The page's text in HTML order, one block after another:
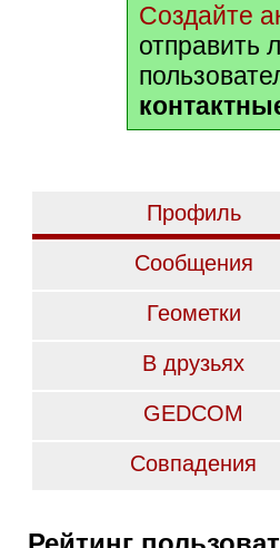
Создайте
отправить
Профиль
Сообщения
Геометки
В друзьях
GEDCOM
Совпадения